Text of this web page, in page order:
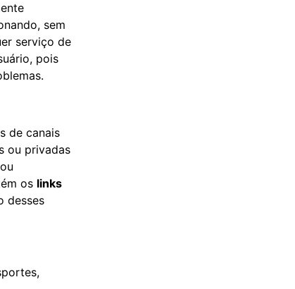
sem
serviço de
pois
de canais
ou privadas
ou
os links
desses